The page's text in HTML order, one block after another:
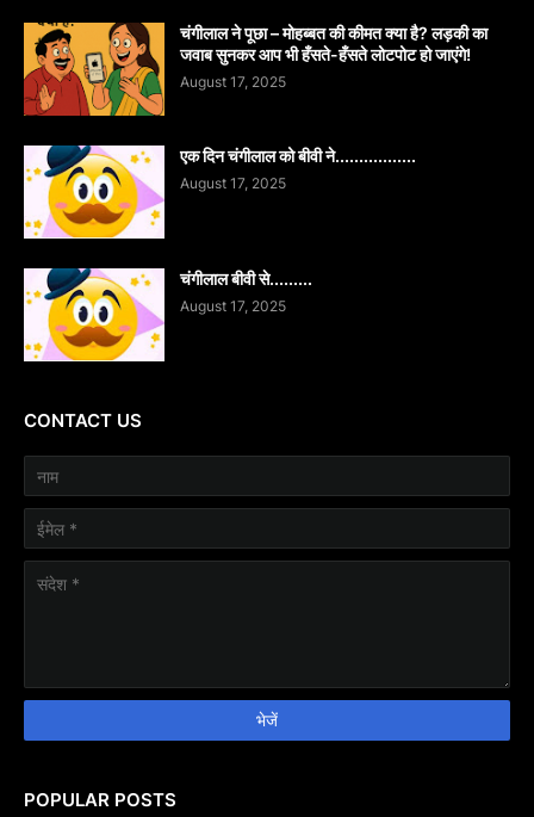
चंगीलाल ने पूछा – मोहब्बत की कीमत क्या है? लड़की का
जवाब सुनकर आप भी हँसते-हँसते लोटपोट हो जाएंगे!
August 17, 2025
एक दिन चंगीलाल को बीवी ने.................
August 17, 2025
चंगीलाल बीवी से.........
August 17, 2025
CONTACT US
POPULAR POSTS